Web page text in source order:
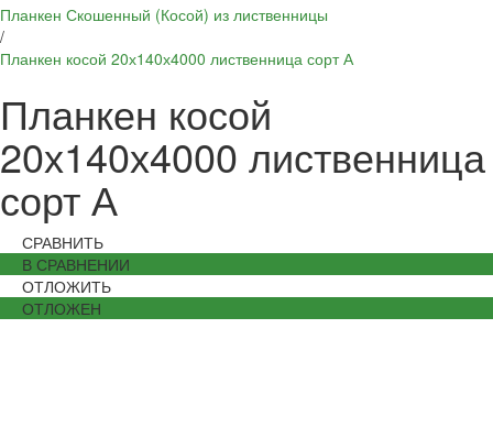
Планкен Скошенный (Косой) из лиственницы
/
Планкен косой 20х140х4000 лиственница сорт А
Планкен косой
20х140х4000 лиственница
сорт А
СРАВНИТЬ
В СРАВНЕНИИ
ОТЛОЖИТЬ
ОТЛОЖЕН